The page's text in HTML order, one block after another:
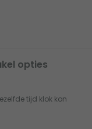
opties
tijd klok kon